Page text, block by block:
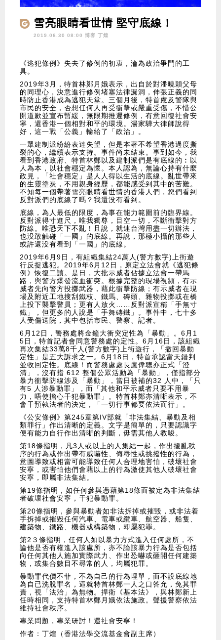
雪亮眼睛看世情 堅守底線！
2019.06.30 08:00 博客 丁煌
《逃犯條例》失去了修例的初衷，淪為政治爭鬥的工
具。
​2019年3月，特首林鄭月娥表示，出自於對潘曉穎父母
的同理心，決意進行修例堵塞法律漏洞，伸張正義的同
時防止香港成為逃犯天堂。三個月後，特首慮及警隊與
市民的安全，否想任何人再受衝擊或嚴重受傷，不惜公
開道歉並宣布暫緩，無限期推遲修例，有意回復社會安
寧，還香港一個相對和平的環境。湯家驊大律師說得
好，這一戰「公義」輸給了「政治」。
​一眾建制派紛紛表達失望，但是本著不希望香港過度撕
裂的心，繼續表示支持。事件尚未結束。事到如今，我
看到香港政府、特首林鄭以及建制派們是有底線的︰以
人為本，以社會穩定為懷。本人認為，無論心持有什麼
政見，「社會穩定」是人人得以生活的底線。亂世帶來
的生靈塗炭，不用親身經歷，都能感受到其中的苦難。
不知每一個帶著雪亮眼睛看世情的香港人們，您們看到
反對派們的底線了嗎？我還没有看到。
​底線，為人最低的限度，為事在能力範圍前的臨界線。
反對派得寸進尺，唯我獨尊，目空一切，不斷衝擊對方
防線。唯恐天下不亂！且說，就連台灣用盡一切辦法，
也没敢触碰「一國」的底線。再說，那極小攝的那些人
或許還没有看到「一國」的底線。
​2019年6月9日，有組織集結24萬人(警方數字)上街遊
行反捉逃犯。2019年6月12日，原定立法會就《逃犯條
例》恢復二讀。是日，大批示威者佔據立法會一帶馬
路，與警方爆發流血衝突。根據完整的現場視頻，有示
威者先向警方投擲武器，藉此衝擊防線；有示威者在現
場及附近工地搜刮鐵枝、鐵馬、磚頭、雜物投擲或在橋
上投下襲擊警員；更有人放火……反對派宣稱「手無寸
鐵」，但更多的人說是「手舞磚鐵」。事件中，七十多
人受傷送院，其中包括市民、警察、記者。
​6月12日，警務處將金鐘大衝突定性為「暴動」。6月1
5日，特首記者會同意警務處的定性。6月16日，該組織
再次集結33萬8千人(警方數字)上街遊行，「撤回暴動
定性」是五大訴求之一。6月18日，特首承認當天錯判
並收回定性。底線！而警務處處長盧偉聰亦正式「澄
清」，沒有指 612 整個公眾活動為「暴動」，僅指部分
暴力衝擊防線涉及「暴動」，當日被補的32 人中，「只
有5 人涉暴動罪」，而「其他和平示威者只要不用暴
力，唔使擔心干犯暴動罪」。特首林鄭亦清晰表示，不
會干預執法者的決定，「一切行事都要依法而行」。
​《公安條例》第245章第IV部就「非法集結、暴動及相
類罪行」作出清晰的定義。文字是簡單的，只要認識字
便有能力自行作出清晰的判斷，毋需其他人教唆。
​第18條指明，凡3人或以上的人集結一起，作出擾亂秩
序的行為或作出帶有威嚇性、侮辱性或挑撥性的行為，
意圖導致或相當可能導致任何人合理地害怕，破壞社會
安寧，或害怕他們會藉以上的行為激使其他人破壞社會
安寧，即屬非法集結。
​第19條指明，如任何參與憑藉第18條而被定為非法集結
者破壞社會安寧，干犯暴動罪。
​第20條指明，參與暴動者如非法拆掉或摧毀，或非法着
手拆掉或摧毀任何汽車、電車或纜車、航空器、船隻、
建築物、鐵路、機器或構築物，即屬犯罪。
​第2３條指明，任何人如以暴力方式進入任何處所，不
論他是否有權進入該處所，亦不論該暴力行為是否包括
向任何其他人施加實際武力、作出恐嚇或砸開任何建築
物，或集合數目不尋常的人，均屬犯罪。
​暴動罪代價不菲，不為自己的行為埋單，而不設底線地
為自已洗脫罪名，逼就特首林鄭一人之口答允，免其罪
責，視「法治」為無物。捍衛《基本法》，與林鄭新上
任時相同，支持特首林鄭月娥依法施政。聲援警察依法
維持社會秩序。
​專業問題，專業研討！還社會安寧！
作者：丁煌（香港法學交流基金會副主席）